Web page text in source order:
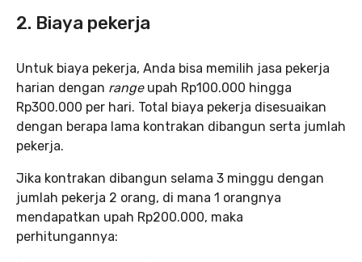
2. Biaya pekerja
Untuk biaya pekerja, Anda bisa memilih jasa pekerja
harian dengan range upah Rp100.000 hingga
Rp300.000 per hari. Total biaya pekerja disesuaikan
dengan berapa lama kontrakan dibangun serta jumlah
pekerja.
Jika kontrakan dibangun selama 3 minggu dengan
jumlah pekerja 2 orang, di mana 1 orangnya
mendapatkan upah Rp200.000, maka
perhitungannya: